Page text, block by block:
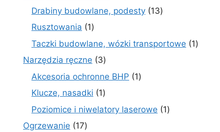
produktów
Drabiny budowlane, podesty 1313
Rusztowania 11
produkt
Taczki budowlane, wózki transportowe 11
Narzędzia ręczne 33
produkty
Akcesoria ochronne BHP 11
Klucze, nasadki 11
produkt
Poziomice i niwelatory laserowe 11
Ogrzewanie 1717